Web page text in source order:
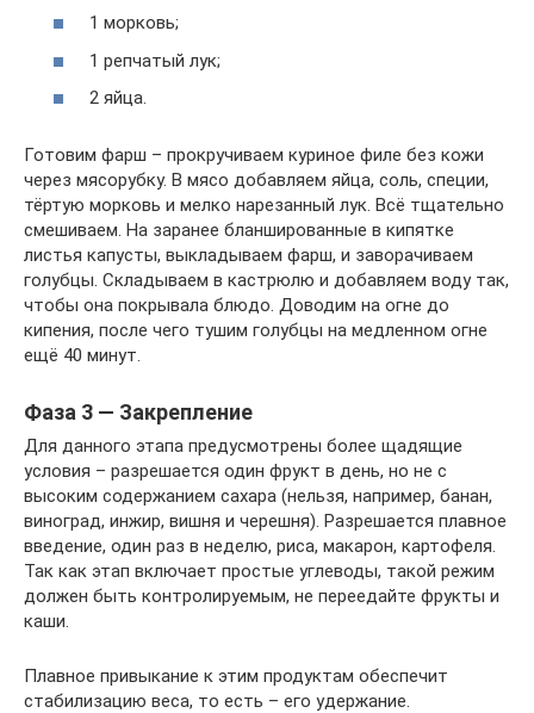
1 морковь;
1 репчатый лук;
2 яйца.
Готовим фарш – прокручиваем куриное филе без кожи
через мясорубку. В мясо добавляем яйца, соль, специи,
тёртую морковь и мелко нарезанный лук. Всё тщательно
смешиваем. На заранее бланшированные в кипятке
листья капусты, выкладываем фарш, и заворачиваем
голубцы. Складываем в кастрюлю и добавляем воду так,
чтобы она покрывала блюдо. Доводим на огне до
кипения, после чего тушим голубцы на медленном огне
ещё 40 минут.
Фаза 3 — Закрепление
Для данного этапа предусмотрены более щадящие
условия – разрешается один фрукт в день, но не с
высоким содержанием сахара (нельзя, например, банан,
виноград, инжир, вишня и черешня). Разрешается плавное
введение, один раз в неделю, риса, макарон, картофеля.
Так как этап включает простые углеводы, такой режим
должен быть контролируемым, не переедайте фрукты и
каши.
Плавное привыкание к этим продуктам обеспечит
стабилизацию веса, то есть – его удержание.